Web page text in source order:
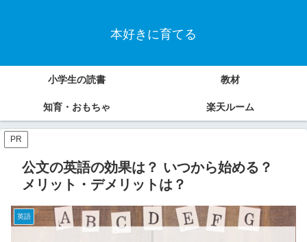
本好きに育てる
小学生の読書 教材
知育・おもちゃ 楽天ルーム
PR
公文の英語の効果は？ いつから始める？
メリット・デメリットは？
英語